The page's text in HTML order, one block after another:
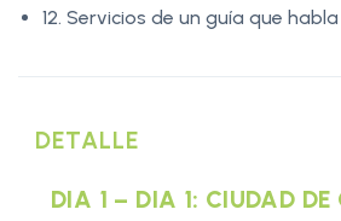
12. Servicios de un guía que
DETALLE
DIA 1 – DIA 1: CIUDAD DE